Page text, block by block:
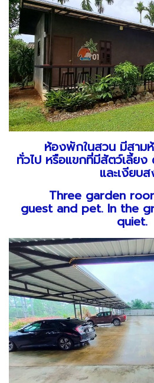
ห้องพักในสวน มีสามห้
ทั่วไป หรือแขกที่มีสัตว์เลี้ย
และเงียบ
Three garden
guest and pet. In the
quiet.